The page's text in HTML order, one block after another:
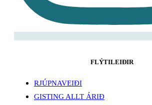
FLÝTILEIÐIR
RJÚPNAVEIÐI
GISTING ALLT ÁRIÐ